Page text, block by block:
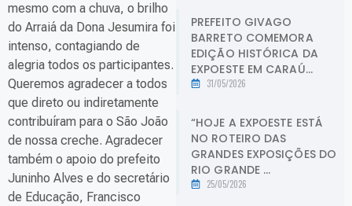
mesmo com a chuva, o brilho
do Arraiá da Dona Jesumira foi
intenso, contagiando de
alegria todos os participantes.
Queremos agradecer a todos
que direto ou indiretamente
contribuíram para o São João
de nossa creche. Agradecer
também o apoio do prefeito
Juninho Alves e do secretário
de Educação, Francisco
PREFEITO GIVAGO
BARRETO COMEMORA
EDIÇÃO HISTÓRICA DA
EXPOESTE EM CARAÚ...
31/05/2026
“HOJE A EXPOESTE ESTÁ
NO ROTEIRO DAS
GRANDES EXPOSIÇÕES DO
RIO GRANDE ...
25/05/2026